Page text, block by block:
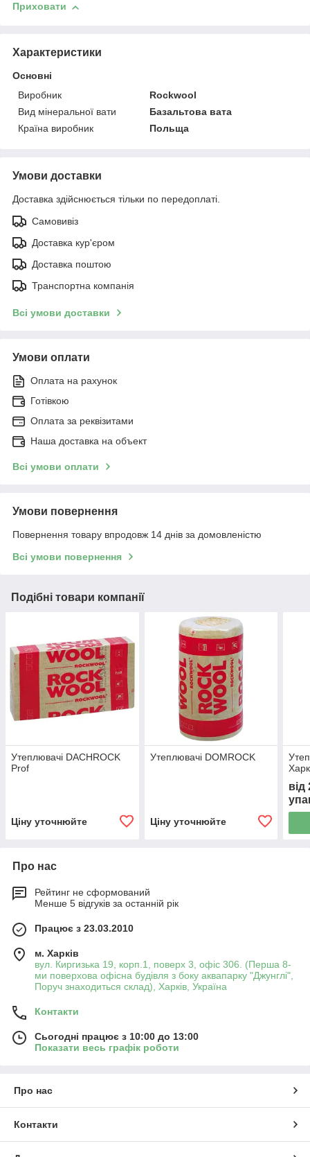
Приховати
Характеристики
Основні
Виробник
Rockwool
Вид мінеральної вати
Базальтова вата
Країна виробник
Польща
Умови доставки
Доставка здійснюється тільки по передоплаті.
Самовивіз
Доставка кур'єром
Доставка поштою
Транспортна компанія
Всі умови доставки
Умови оплати
Оплата на рахунок
Готівкою
Оплата за реквізитами
Наша доставка на объект
Всі умови оплати
Умови повернення
Повернення товару впродовж 14 днів за домовленістю
Всі умови повернення
Подібні товари компанії
Утеплювачі DACHROCK
Prof
Ціну уточнюйте
Утеплювачі DOMROCK
Ціну уточнюйте
від
Про нас
Рейтинг не сформований
Менше 5 відгуків за останній рік
Працює з 23.03.2010
м. Харків
вул. Киргизька 19, корп.1, поверх 3, офіс 306. (Перша 8-
ми поверхова офісна будівля з боку аквапарку "Джунглі",
Поруч знаходиться склад), Харків, Україна
Контакти
Сьогодні працює з 10:00 до 13:00
Показати весь графік роботи
Про нас
Контакти